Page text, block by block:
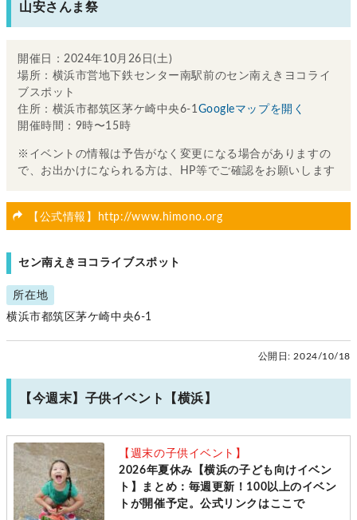
山安さんま祭
開催日：2024年10月26日(土)
場所：横浜市営地下鉄センター南駅前のセン南えきヨコライ
ブスポット
住所：横浜市都筑区茅ケ崎中央6-1Googleマップを開く
開催時間：9時〜15時
※イベントの情報は予告がなく変更になる場合がありますの
で、お出かけになられる方は、HP等でご確認をお願いします
【公式情報】http://www.himono.org
セン南えきヨコライブスポット
所在地
横浜市都筑区茅ケ崎中央6-1
公開日: 2024/10/18
【今週末】子供イベント【横浜】
【週末の子供イベント】
2026年夏休み【横浜の子ども向けイベン
ト】まとめ：毎週更新！100以上のイベン
トが開催予定。公式リンクはここで